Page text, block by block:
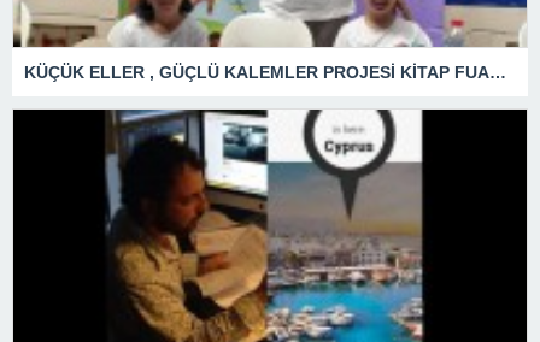
KÜÇÜK ELLER , GÜÇLÜ KALEMLER PROJESİ KİTAP FUARINA İLGİLİ BÜYÜKTÜ.